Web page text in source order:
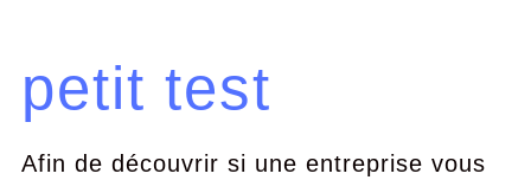
petit test
Afin de découvrir si une entreprise vous